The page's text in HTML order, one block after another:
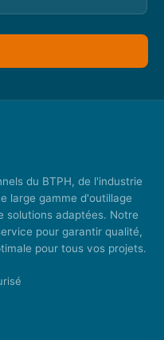
du BTPH, de l'industrie
large gamme d'outillage
solutions adaptées. Notre
pour garantir qualité,
pour tous vos projets.